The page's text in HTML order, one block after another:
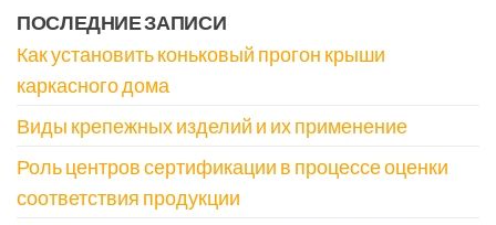
ПОСЛЕДНИЕ ЗАПИСИ
Как установить коньковый прогон крыши
каркасного дома
Виды крепежных изделий и их применение
Роль центров сертификации в процессе оценки
соответствия продукции